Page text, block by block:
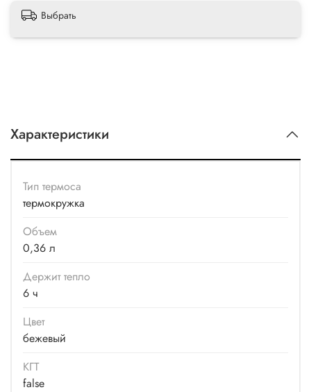
Выбрать
Характеристики
Тип термоса
термокружка
Объем
0,36 л
Держит тепло
6 ч
Цвет
бежевый
КГТ
false